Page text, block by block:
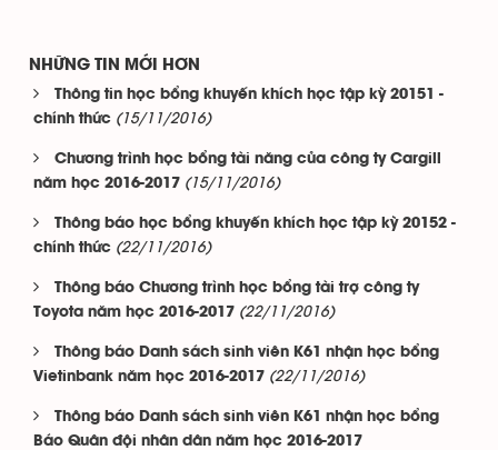
NHỮNG TIN MỚI HƠN
Thông tin học bổng khuyến khích học tập kỳ 20151 -
chính thức (15/11/2016)
Chương trình học bổng tài năng của công ty Cargill
năm học 2016-2017 (15/11/2016)
Thông báo học bổng khuyến khích học tập kỳ 20152 -
chính thức (22/11/2016)
Thông báo Chương trình học bổng tài trợ công ty
Toyota năm học 2016-2017 (22/11/2016)
Thông báo Danh sách sinh viên K61 nhận học bổng
Vietinbank năm học 2016-2017 (22/11/2016)
Thông báo Danh sách sinh viên K61 nhận học bổng
Báo Quân đội nhân dân năm học 2016-2017